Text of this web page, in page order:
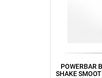
POWERBAR
SHAKE